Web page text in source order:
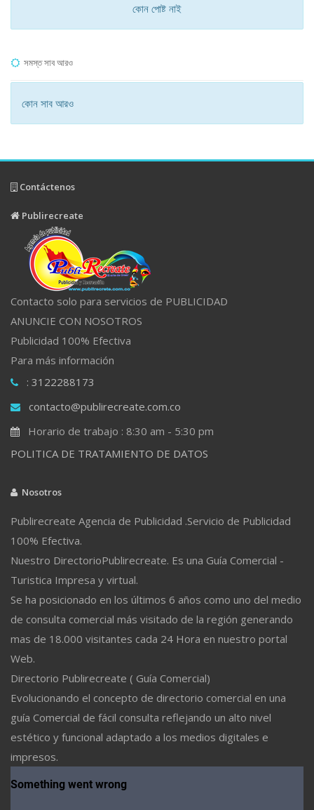
কোন পোষ্ট নাই
সমস্ত সাব আরও
কোন সাব আরও
Contáctenos
Publirecreate
Contacto solo para servicios de PUBLICIDAD
ANUNCIE CON NOSOTROS
Publicidad 100% Efectiva
Para más información
: 3122288173
contacto@publirecreate.com.co
Horario de trabajo : 8:30 am - 5:30 pm
POLITICA DE TRATAMIENTO DE DATOS
Nosotros
Publirecreate Agencia de Publicidad .Servicio de Publicidad
100% Efectiva.
Nuestro DirectorioPublirecreate. Es una Guía Comercial -
Turistica Impresa y virtual.
Se ha posicionado en los últimos 6 años como uno del medio
de consulta comercial más visitado de la región generando
mas de 18.000 visitantes cada 24 Hora en nuestro portal
Web.
Directorio Publirecreate ( Guía Comercial)
Evolucionando el concepto de directorio comercial en una
guía Comercial de fácil consulta reflejando un alto nivel
estético y funcional adaptado a los medios digitales e
impresos.